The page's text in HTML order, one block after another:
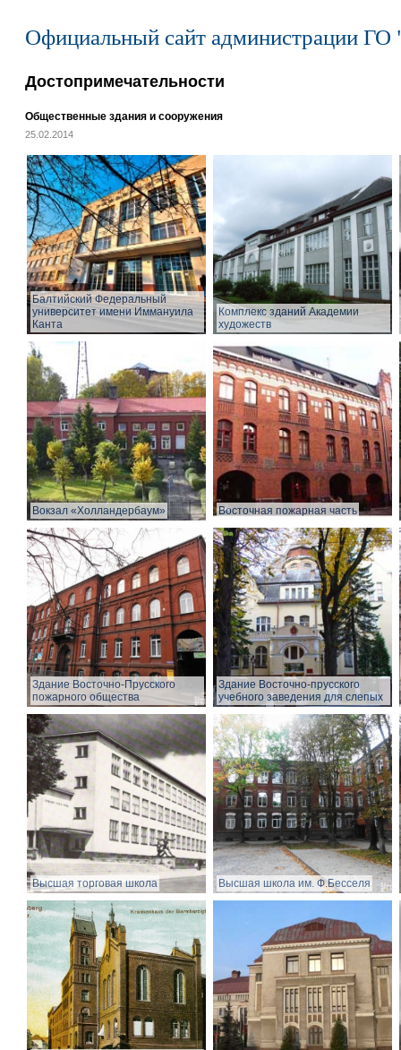
Официальный сайт администрации ГО
Достопримечательности
Общественные здания и сооружения
25.02.2014
Балтийский Федеральный
университет имени Иммануила
Канта
Комплекс зданий Академии
художеств
Вокзал «Холландербаум» Восточная пожарная часть
Здание Восточно-Прусского
пожарного общества
Здание Восточно-прусского
учебного заведения для слепых
Высшая торговая школа Высшая школа им. Ф.Бесселя